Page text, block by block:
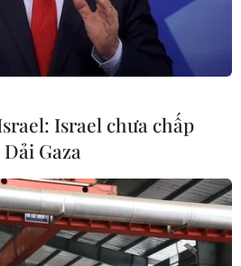
Israel chưa chấp
Gaza